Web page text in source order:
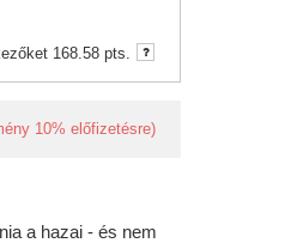
10% előfizetésre)
168.58 pts.
a hazai - és nem